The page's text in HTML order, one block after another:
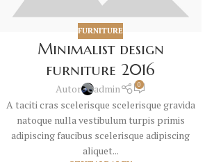
FURNITURE
Minimalist design
furniture 2016
Autor admin 0
A taciti cras scelerisque scelerisque gravida
natoque nulla vestibulum turpis primis
adipiscing faucibus scelerisque adipiscing
aliquet...